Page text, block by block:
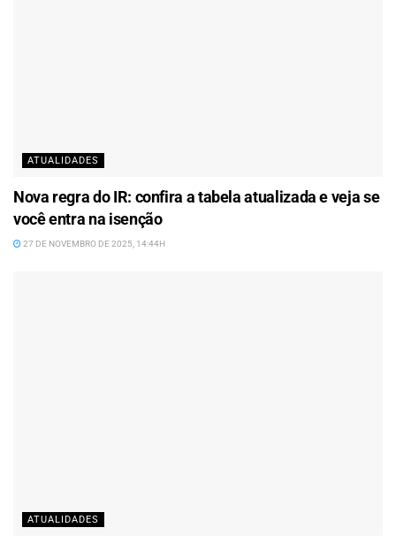
ATUALIDADES
Nova regra do IR: confira a tabela atualizada e veja se
você entra na isenção
27 DE NOVEMBRO DE 2025, 14:44H
ATUALIDADES